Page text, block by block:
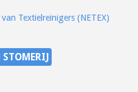
Textielreinigers (NETEX)